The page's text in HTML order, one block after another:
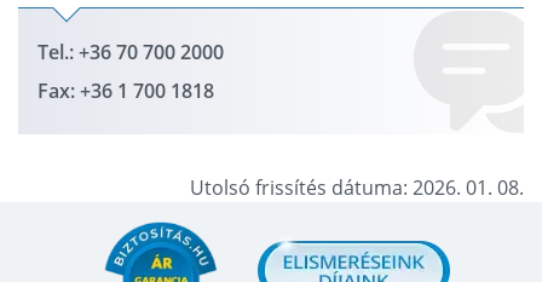
Tel.: +36 70 700 2000
Fax: +36 1 700 1818
Utolsó frissítés dátuma: 2026. 01. 08.